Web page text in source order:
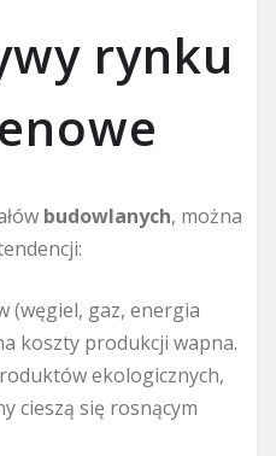
rynku
budowlanych, można
(węgiel, gaz, energia
koszty produkcji wapna.
ekologicznych,
cieszą się rosnącym